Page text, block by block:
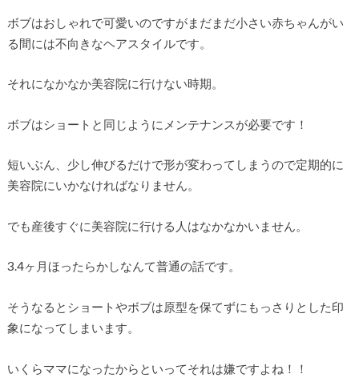
ボブはおしゃれで可愛いのですがまだまだ小さい赤ちゃんがい
る間には不向きなヘアスタイルです。
それになかなか美容院に行けない時期。
ボブはショートと同じようにメンテナンスが必要です！
短いぶん、少し伸びるだけで形が変わってしまうので定期的に
美容院にいかなければなりません。
でも産後すぐに美容院に行ける人はなかなかいません。
3.4ヶ月ほったらかしなんて普通の話です。
そうなるとショートやボブは原型を保てずにもっさりとした印
象になってしまいます。
いくらママになったからといってそれは嫌ですよね！！